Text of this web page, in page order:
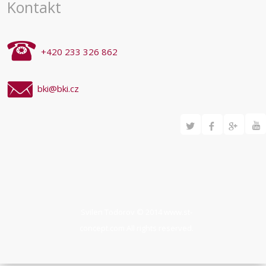
Kontakt
+420 233 326 862
bki@bki.cz